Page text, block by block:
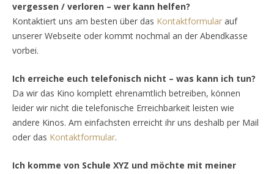
vergessen / verloren – wer kann helfen?
Kontaktiert uns am besten über das Kontaktformular auf
unserer Webseite oder kommt nochmal an der Abendkasse
vorbei.
Ich erreiche euch telefonisch nicht – was kann ich tun?
Da wir das Kino komplett ehrenamtlich betreiben, können
leider wir nicht die telefonische Erreichbarkeit leisten wie
andere Kinos. Am einfachsten erreicht ihr uns deshalb per Mail
oder das Kontaktformular.
Ich komme von Schule XYZ und möchte mit meiner